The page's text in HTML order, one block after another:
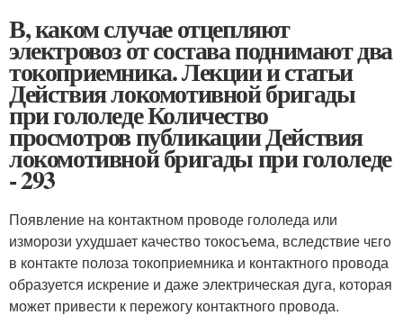
В, каком случае отцепляют
электровоз от состава поднимают два
токоприемника. Лекции и статьи
Действия локомотивной бригады
при гололеде Количество
просмотров публикации Действия
локомотивной бригады при гололеде
- 293
Появление на контактном проводе гололеда или
изморози ухудшает качество токосъема, вследствие чᴇᴦο
в контакте поло­за токоприемника и контактного провода
образуется искрение и даже электрическая дуга, которая
может привести к пережогу контактного провода.